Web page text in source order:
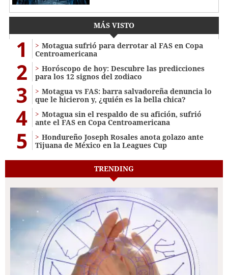
MÁS VISTO
1
Motagua sufrió para derrotar al FAS en Copa
Centroamericana
2
Horóscopo de hoy: Descubre las predicciones
para los 12 signos del zodiaco
3
Motagua vs FAS: barra salvadoreña denuncia lo
que le hicieron y, ¿quién es la bella chica?
4
Motagua sin el respaldo de su afición, sufrió
ante el FAS en Copa Centroamericana
5
Hondureño Joseph Rosales anota golazo ante
Tijuana de México en la Leagues Cup
TRENDING